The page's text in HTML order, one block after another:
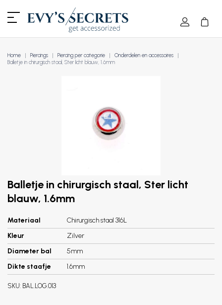
Home Piercings Piercing per categorie
Onderdelen en accessoires
Balletje in chirurgisch staal, Ster licht blauw, 1.6mm
Balletje in chirurgisch staal, Ster licht
blauw, 1.6mm
Materiaal
Chirurgisch staal 316L
Kleur
Zilver
Diameter bal
5mm
Dikte staafje
1.6mm
SKU: BAL.LOG.013